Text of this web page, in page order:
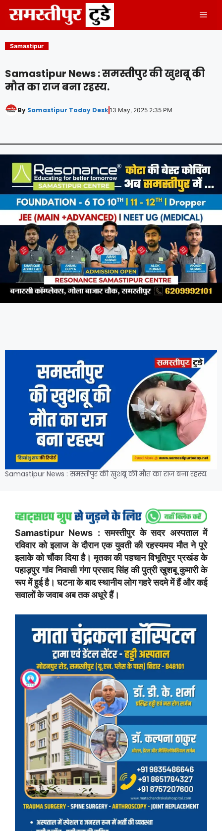
content
Samastipur
Samastipur News : समस्तीपुर की खुशबू की
मौत का राज बना रहस्य.
By Samastipur Today Desk13 May, 2025 2:35 PM
Samastipur News : समस्तीपुर की खुशबू की मौत का राज बना रहस्य.
Samastipur News : समस्तीपुर के सदर अस्पताल में
रविवार को इलाज के दौरान एक युवती की रहस्यमय मौत ने पूरे
इलाके को चौंका दिया है। मृतका की पहचान विभूतिपुर प्रखंड के
पहाड़पुर गांव निवासी गंगा प्रसाद सिंह की पुत्री खुशबू कुमारी के
रूप में हुई है। घटना के बाद स्थानीय लोग गहरे सदमे में हैं और कई
सवालों के जवाब अब तक अधूरे हैं।